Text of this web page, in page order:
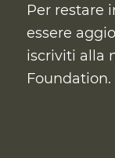
Per restare
essere
iscriviti alla
Foundation.